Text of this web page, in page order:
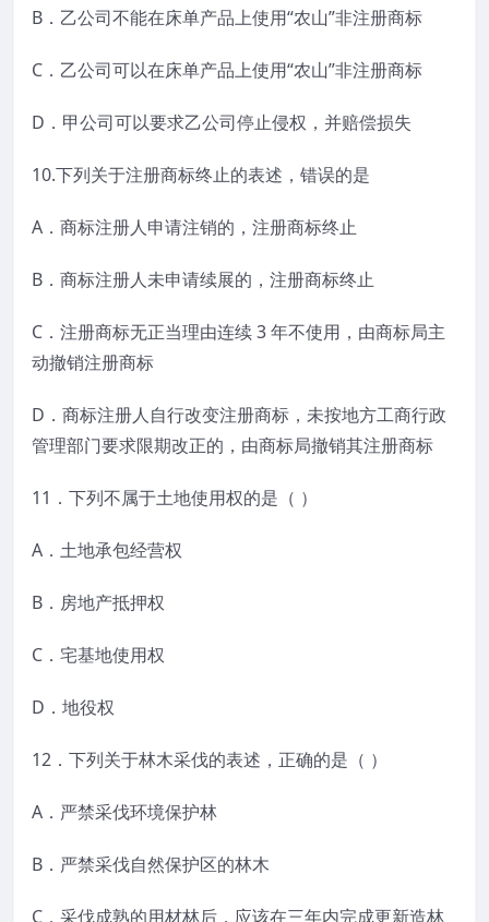
B．乙公司不能在床单产品上使用“农山”非注册商标
C．乙公司可以在床单产品上使用“农山”非注册商标
D．甲公司可以要求乙公司停止侵权，并赔偿损失
10.下列关于注册商标终止的表述，错误的是
A．商标注册人申请注销的，注册商标终止
B．商标注册人未申请续展的，注册商标终止
C．注册商标无正当理由连续 3 年不使用，由商标局主
动撤销注册商标
D．商标注册人自行改变注册商标，未按地方工商行政
管理部门要求限期改正的，由商标局撤销其注册商标
11．下列不属于土地使用权的是（ ）
A．土地承包经营权
B．房地产抵押权
C．宅基地使用权
D．地役权
12．下列关于林木采伐的表述，正确的是（ ）
A．严禁采伐环境保护林
B．严禁采伐自然保护区的林木
C．采伐成熟的用材林后，应该在三年内完成更新造林